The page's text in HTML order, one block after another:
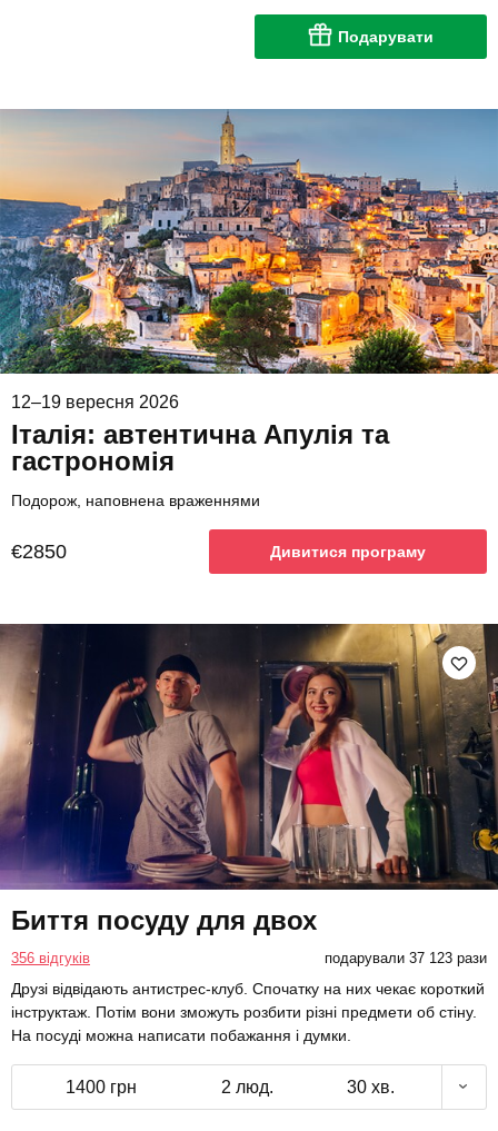
Подарувати
12–19 вересня 2026
Італія: автентична Апулія та
гастрономія
Подорож, наповнена враженнями
€2850 Дивитися програму
Биття посуду для двох
356 відгуків подарували 37 123 рази
Друзі відвідають антистрес-клуб. Спочатку на них чекає короткий
інструктаж. Потім вони зможуть розбити різні предмети об стіну.
На посуді можна написати побажання і думки.
1400 грн 2 люд. 30 хв.